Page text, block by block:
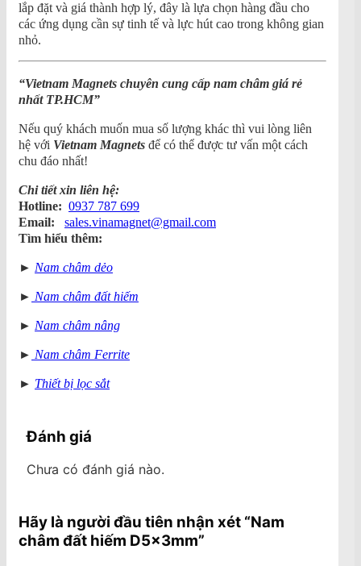
lắp đặt và giá thành hợp lý, đây là lựa chọn hàng đầu cho
các ứng dụng cần sự tinh tế và lực hút cao trong không gian
nhỏ.
“Vietnam Magnets chuyên cung cấp nam châm giá rẻ
nhất TP.HCM”
Nếu quý khách muốn mua số lượng khác thì vui lòng liên
hệ với Vietnam Magnets để có thể được tư vấn một cách
chu đáo nhất!
Chi tiết xin liên hệ:
Hotline: 0937 787 699
Email:
sales.vinamagnet@gmail.com
Tìm hiểu thêm:
► Nam châm dẻo
► Nam châm đất hiếm
► Nam châm nâng
► Nam châm Ferrite
► Thiết bị lọc sắt
Đánh giá
Chưa có đánh giá nào.
Hãy là người đầu tiên nhận xét “Nam
châm đất hiếm D5x3mm”